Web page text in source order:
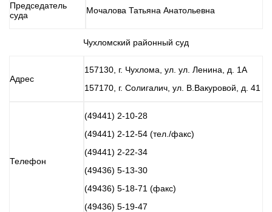
Председатель
суда
Мочалова Татьяна Анатольевна
Чухломский районный суд
Адрес
157130, г. Чухлома, ул. ул. Ленина, д. 1А
157170, г. Солигалич, ул. В.Вакуровой, д. 41
Телефон
(49441) 2-10-28
(49441) 2-12-54 (тел./факс)
(49441) 2-22-34
(49436) 5-13-30
(49436) 5-18-71 (факс)
(49436) 5-19-47